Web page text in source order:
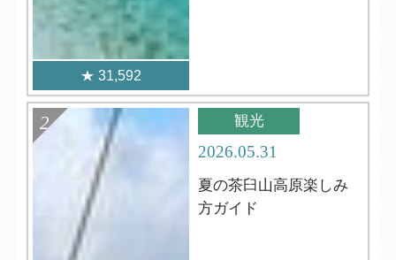
31,592
観光
2026.05.31
夏の茶臼山高原楽しみ
方ガイド